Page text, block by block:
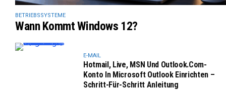
BETRIEBSSYSTEME
Wann Kommt Windows 12?
E-MAIL
Hotmail, Live, MSN Und Outlook.com-
Konto In Microsoft Outlook Einrichten –
Schritt-Für-Schritt Anleitung